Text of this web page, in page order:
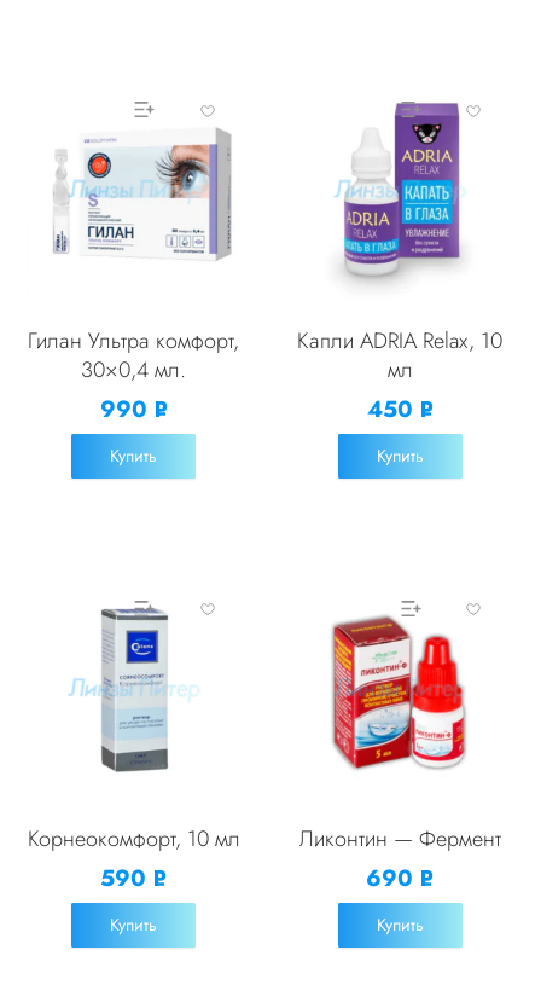
Гилан Ультра комфорт,
30×0,4 мл.
990 Р
УБ.
Купить
Капли ADRIA Relax, 10
мл
450 Р
УБ.
Купить
Корнеокомфорт, 10 мл
590 Р
УБ.
Купить
Ликонтин — Фермент
690 Р
УБ.
Купить